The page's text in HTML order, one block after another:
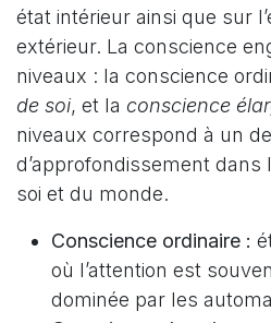
état intérieur ainsi que sur
extérieur. La conscience
niveaux : la conscience
de soi, et la conscience
niveaux correspond à un
d’approfondissement dans
soi et du monde.
Conscience ordinaire :
où l’attention est
dominée par les